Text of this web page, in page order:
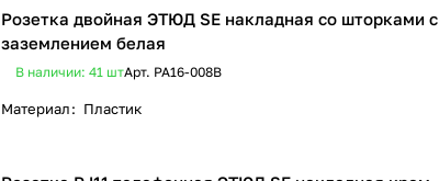
Розетка двойная ЭТЮД SE накладная со шторками с
заземлением белая
В наличии: 41 штАрт. PA16-008B
Материал: Пластик